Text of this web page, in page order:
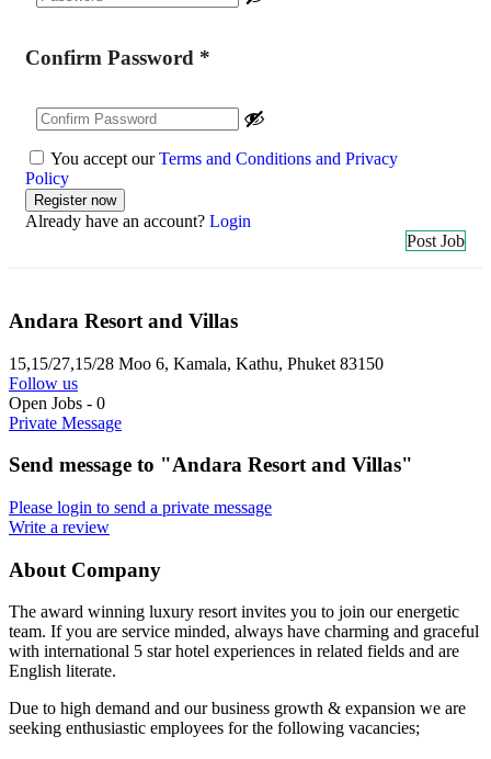
Confirm Password *
You accept ourTerms and Conditions and Privacy
Policy
Already have an account? Login
Post Job
Andara Resort and Villas
15,15/27,15/28 Moo 6, Kamala, Kathu, Phuket 83150
Follow us
Open Jobs - 0
Private Message
Send message to "Andara Resort and Villas"
Please login to send a private message
Write a review
About Company
The award winning luxury resort invites you to join our energetic
team. If you are service minded, always have charming and graceful
with international 5 star hotel experiences in related fields and are
English literate.
Due to high demand and our business growth & expansion we are
seeking enthusiastic employees for the following vacancies;